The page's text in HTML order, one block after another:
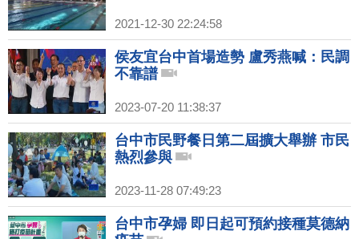
2021-12-30 22:24:58
侯友宜台中首場造勢 盧秀燕喊：民調
不靠譜
2023-07-20 11:38:37
台中市民野餐日第二屆擴大舉辦 市民
熱烈參與
2023-11-28 07:49:23
台中市孕婦 即日起可預約接種莫德納